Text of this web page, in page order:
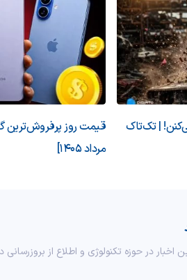
| تک‌تاک
مرداد 1405]
در حوزه تکنولوژی و اطلاع از